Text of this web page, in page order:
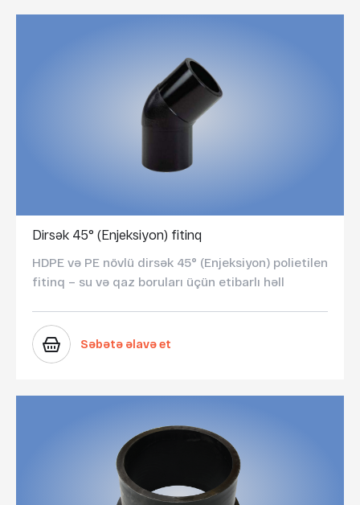
Dirsək 45° (Enjeksiyon) fitinq
HDPE və PE növlü dirsək 45° (Enjeksiyon) polietilen
fitinq – su və qaz boruları üçün etibarlı həll
Səbətə əlavə et